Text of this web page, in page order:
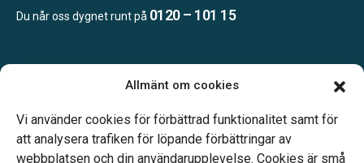
Allmänt om cookies
Vi använder cookies för förbättrad funktionalitet samt för
att analysera trafiken för löpande förbättringar av
webbplatsen och din användarupplevelse. Cookies är små
Du når oss dygnet runt på 0120 – 101 15
Jourtelefon dygnet runt.